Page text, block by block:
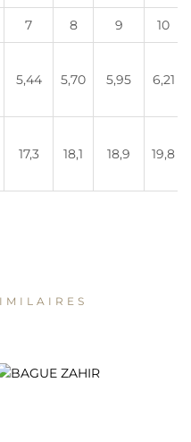
7 8 9 10
5,44 5,70 5,95 6,21
17,3 18,1 18,9 19,8